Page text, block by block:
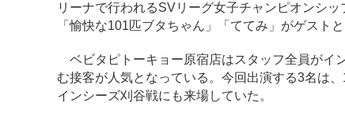
リーナで行われるSVリーグ女子チャンピオンシ
「愉快な101匹ブタちゃん」「ててみ」がゲスト
ベビタピトーキョー原宿店はスタッフ全員がイ
む接客が人気となっている。今回出演する3名は
インシーズ刈谷戦にも来場していた。